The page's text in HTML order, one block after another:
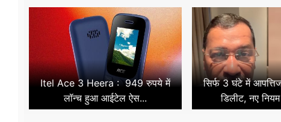
Itel Ace 3 Heera : 949 रुपये में
लॉन्च हुआ आईटेल ऐस...
सिर्फ 3 घंटे में
डिलीट, नए